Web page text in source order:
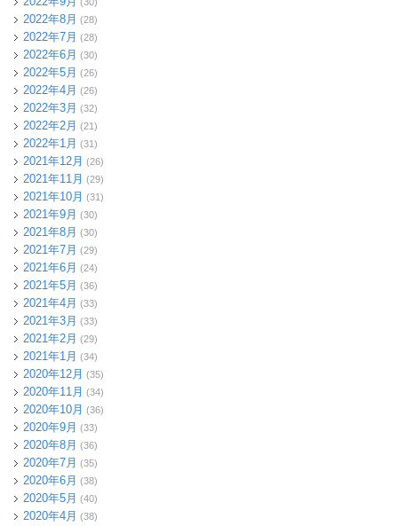
(30)
2022年8月 (28)
2022年7月 (28)
2022年6月 (30)
2022年5月 (26)
2022年4月 (26)
2022年3月 (32)
2022年2月 (21)
2022年1月 (31)
2021年12月 (26)
2021年11月 (29)
2021年10月 (31)
2021年9月 (30)
2021年8月 (30)
2021年7月 (29)
2021年6月 (24)
2021年5月 (36)
2021年4月 (33)
2021年3月 (33)
2021年2月 (29)
2021年1月 (34)
2020年12月 (35)
2020年11月 (34)
2020年10月 (36)
2020年9月 (33)
2020年8月 (36)
2020年7月 (35)
2020年6月 (38)
2020年5月 (40)
2020年4月 (38)